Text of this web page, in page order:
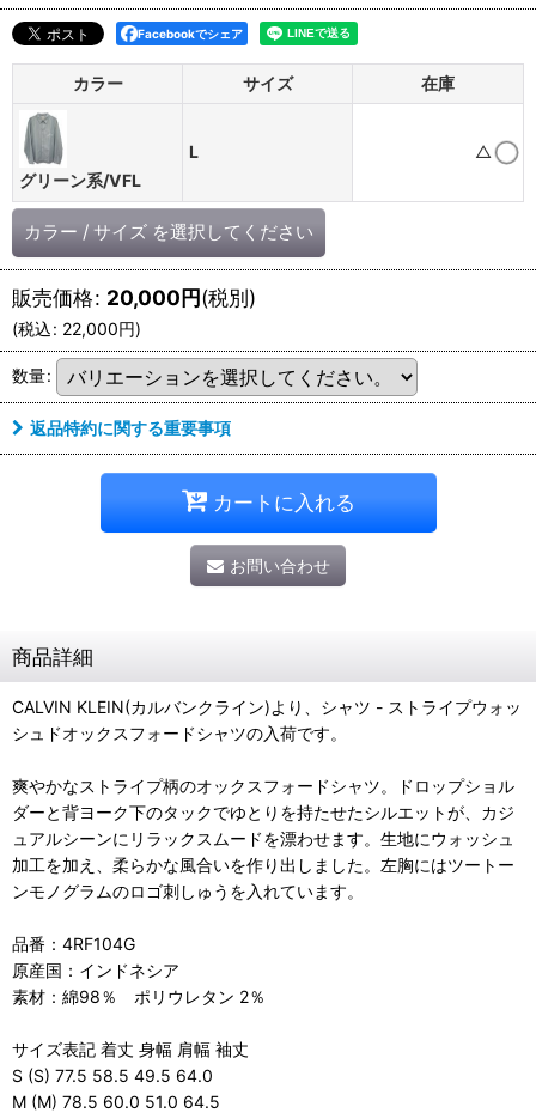
Facebookでシェア
カラー サイズ 在庫
グリーン系/VFL
L △
カラー / サイズ を選択してください
販売価格: 20,000円(税別)
(税込: 22,000円)
数量:
返品特約に関する重要事項
カートに入れる
お問い合わせ
商品詳細
CALVIN KLEIN(カルバンクライン)より、シャツ - ストライプウォッ
シュドオックスフォードシャツの入荷です。
爽やかなストライプ柄のオックスフォードシャツ。ドロップショル
ダーと背ヨーク下のタックでゆとりを持たせたシルエットが、カジ
ュアルシーンにリラックスムードを漂わせます。生地にウォッシュ
加工を加え、柔らかな風合いを作り出しました。左胸にはツートー
ンモノグラムのロゴ刺しゅうを入れています。
品番：4RF104G
原産国：インドネシア
素材：綿98％ ポリウレタン 2％
サイズ表記 着丈 身幅 肩幅 袖丈
S (S) 77.5 58.5 49.5 64.0
M (M) 78.5 60.0 51.0 64.5